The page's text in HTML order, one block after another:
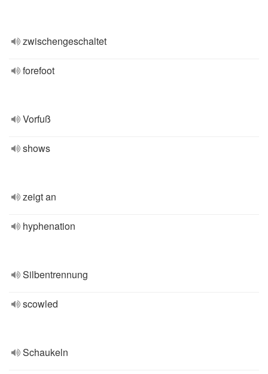
zwischengeschaltet
forefoot
Vorfuß
shows
zeigt an
hyphenation
Silbentrennung
scowled
Schaukeln